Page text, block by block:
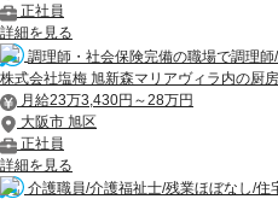
正社員
詳細を見る
調理師・社会保険完備の職場で調理師
株式会社塩梅 旭新森マリアヴィラ内の厨房
月給23万3,430円～28万円
大阪市 旭区
正社員
詳細を見る
介護職員/介護福祉士/残業ほぼなし/